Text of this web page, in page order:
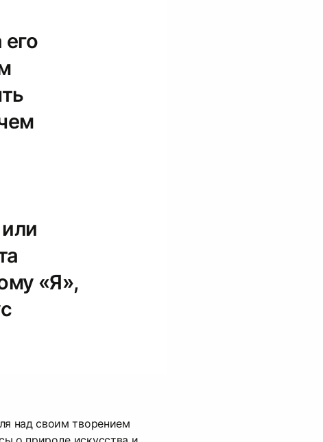
«Я»,
над своим творением